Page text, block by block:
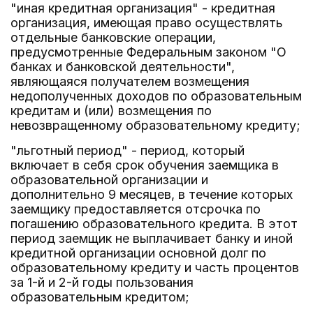
"иная кредитная организация" - кредитная
организация, имеющая право осуществлять
отдельные банковские операции,
предусмотренные Федеральным законом "О
банках и банковской деятельности",
являющаяся получателем возмещения
недополученных доходов по образовательным
кредитам и (или) возмещения по
невозвращенному образовательному кредиту;
"льготный период" - период, который
включает в себя срок обучения заемщика в
образовательной организации и
дополнительно 9 месяцев, в течение которых
заемщику предоставляется отсрочка по
погашению образовательного кредита. В этот
период заемщик не выплачивает банку и иной
кредитной организации основной долг по
образовательному кредиту и часть процентов
за 1-й и 2-й годы пользования
образовательным кредитом;